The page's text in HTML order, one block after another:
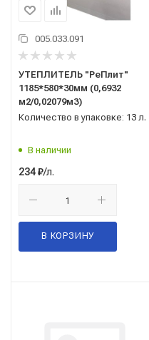
005.033.091
УТЕПЛИТЕЛЬ "РеПлит"
1185*580*30мм (0,6932
м2/0,02079м3)
Количество в упаковке: 13 л.
В наличии
234₽/л.
В КОРЗИНУ